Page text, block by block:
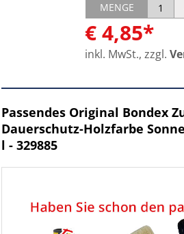
MENGE
€ 4,85*
inkl. MwSt., zzgl.
Passendes Original Bondex
Dauerschutz-Holzfarbe
l - 329885